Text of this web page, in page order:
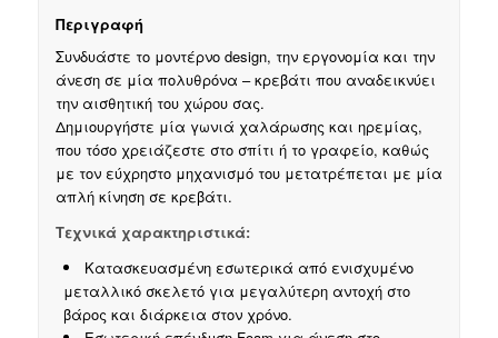
Περιγραφή
Συνδυάστε το μοντέρνο design, την εργονομία και την
άνεση σε μία πολυθρόνα – κρεβάτι που αναδεικνύει
την αισθητική του χώρου σας.
Δημιουργήστε μία γωνιά χαλάρωσης και ηρεμίας,
που τόσο χρειάζεστε στο σπίτι ή το γραφείο, καθώς
με τον εύχρηστο μηχανισμό του μετατρέπεται με μία
απλή κίνηση σε κρεβάτι.
Τεχνικά χαρακτηριστικά:
Κατασκευασμένη εσωτερικά από ενισχυμένο
μεταλλικό σκελετό για μεγαλύτερη αντοχή στο
βάρος και διάρκεια στον χρόνο.